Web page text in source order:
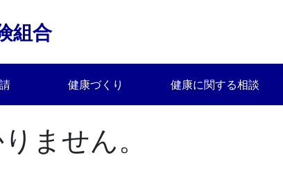
組合
健康づくり 健康に関する相談
ません。